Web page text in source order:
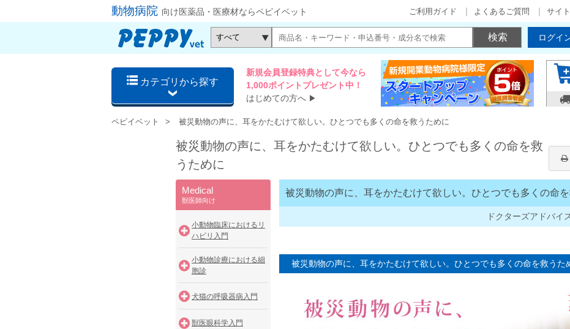
動物病院 向け医薬品・医療材ならペピイベット ご利用ガイド よくあるご質問 サイ
ログイ
カテゴリから探す
新規会員登録特典として今なら
1,000ポイントプレゼント中！
はじめての方へ ▶
ペピイベット 被災動物の声に、耳をかたむけて欲しい。ひとつでも多くの命を救うために
被災動物の声に、耳をかたむけて欲しい。ひとつでも多くの命を救
うために
Medical
獣医師向け
小動物臨床におけるリ
ハビリ入門
小動物診療における細
胞診
犬猫の呼吸器病入門
獣医眼科学入門
被災動物の声に、耳をかたむけて欲しい。ひとつでも多くの命
ドクターズアドバイ
被災動物の声に、耳をかたむけて欲しい。ひとつでも多くの命を救うた